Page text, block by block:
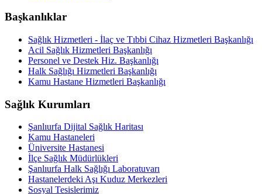
Başkanlıklar
Sağlık Hizmetleri - İlaç ve Tıbbi Cihaz Hizmetleri Başkanlığı
Acil Sağlık Hizmetleri Başkanlığı
Personel ve Destek Hiz. Başkanlığı
Halk Sağlığı Hizmetleri Başkanlığı
Kamu Hastane Hizmetleri Başkanlığı
Sağlık Kurumları
Şanlıurfa Dijital Sağlık Haritası
Kamu Hastaneleri
Üniversite Hastanesi
İlçe Sağlık Müdürlükleri
Şanlıurfa Halk Sağlığı Laboratuvarı
Hastanelerdeki Aşı Kuduz Merkezleri
Sosyal Tesislerimiz